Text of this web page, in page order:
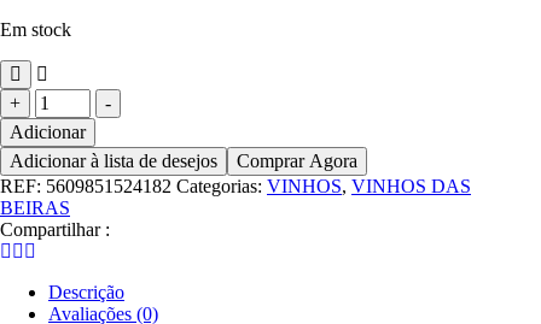
Em stock
+
Quantidade
de
VINHO
B.BEYRA
VINHAS
VELHAS
0,75
-
Adicionar
Adicionar à lista de desejos
Comprar Agora
REF: 5609851524182 Categorias: VINHOS, VINHOS DAS
BEIRAS
Compartilhar :
Descrição
Avaliações (0)